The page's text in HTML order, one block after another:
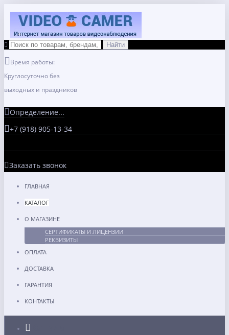
Время работы:
Круглосуточно без
выходных и праздников
Определение...
+7 (918) 905-13-34
Заказать звонок
ГЛАВНАЯ
КАТАЛОГ
О МАГАЗИНЕ
СЕРТИФИКАТЫ И ЛИЦЕНЗИИ
РЕКВИЗИТЫ
ОПЛАТА
ДОСТАВКА
ГАРАНТИЯ
КОНТАКТЫ